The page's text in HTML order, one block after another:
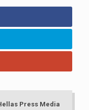
Press Media